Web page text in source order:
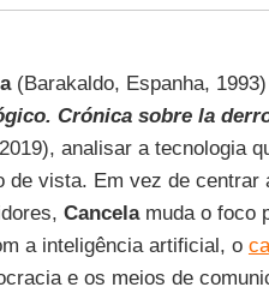
(Barakaldo, Espanha,
Crónica sobre la
analisar a tecnologia
de vista. Em vez de
Cancelamuda o foco
a inteligência artificial, o
e os meios de